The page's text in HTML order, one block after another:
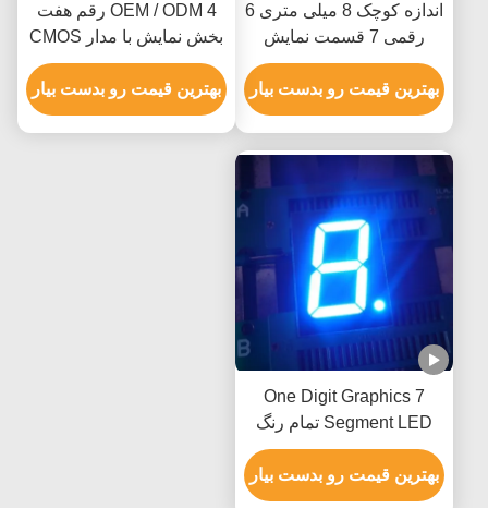
اندازه کوچک 8 میلی متری 6
رقمی 7 قسمت نمایش
چراغ 0.31 اینچ برای نمایش
دما
بهترین قیمت رو بدست بیار
OEM / ODM 4 رقم هفت
بخش نمایش با مدار CMOS
ITL
بهترین قیمت رو بدست بیار
One Digit Graphics 7
Segment LED تمام رنگ
داخلی RoHS CE تأیید شده
است
بهترین قیمت رو بدست بیار